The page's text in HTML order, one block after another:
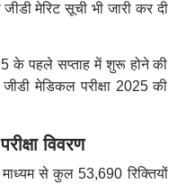
मेरिट सूची भी जारी कर दी
के पहले सप्ताह में शुरू होने की
मेडिकल परीक्षा 2025 की
विवरण
से कुल 53,690 रिक्तियों